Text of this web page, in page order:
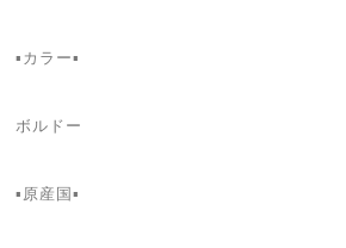
▪カラー▪
ボルドー
▪原産国▪